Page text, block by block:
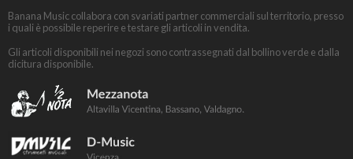
Banana Music collabora con svariati partner commerciali sul territorio, presso
i quali è possibile reperire e testare gli articoli in vendita.
Gli articoli disponibili nei negozi sono contrassegnati dal bollino verde e dalla
dicitura disponibile.